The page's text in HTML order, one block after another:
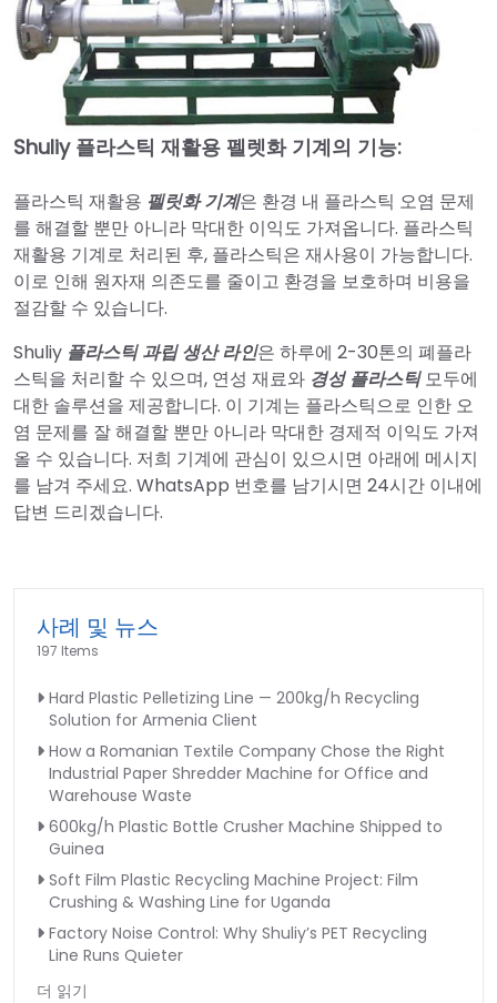
Shuliy 플라스틱 재활용 펠렛화 기계의 기능:
플라스틱 재활용 펠릿화 기계은 환경 내 플라스틱 오염 문제
를 해결할 뿐만 아니라 막대한 이익도 가져옵니다. 플라스틱
재활용 기계로 처리된 후, 플라스틱은 재사용이 가능합니다.
이로 인해 원자재 의존도를 줄이고 환경을 보호하며 비용을
절감할 수 있습니다.
Shuliy 플라스틱 과립 생산 라인은 하루에 2-30톤의 폐플라
스틱을 처리할 수 있으며, 연성 재료와 경성 플라스틱모두에
대한 솔루션을 제공합니다. 이 기계는 플라스틱으로 인한 오
염 문제를 잘 해결할 뿐만 아니라 막대한 경제적 이익도 가져
올 수 있습니다. 저희 기계에 관심이 있으시면 아래에 메시지
를 남겨 주세요. WhatsApp 번호를 남기시면 24시간 이내에
답변 드리겠습니다.
사례 및 뉴스
197 Items
Hard Plastic Pelletizing Line — 200kg/h Recycling
Solution for Armenia Client
How a Romanian Textile Company Chose the Right
Industrial Paper Shredder Machine for Office and
Warehouse Waste
600kg/h Plastic Bottle Crusher Machine Shipped to
Guinea
Soft Film Plastic Recycling Machine Project: Film
Crushing & Washing Line for Uganda
Factory Noise Control: Why Shuliy’s PET Recycling
Line Runs Quieter
더 읽기